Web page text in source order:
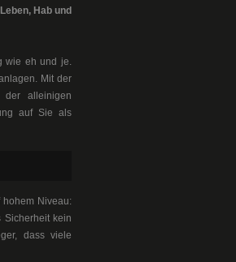
Hab und
wie eh und je.
Mit der
der alleinigen
auf Sie als
hohem Niveau:
Sicherheit kein
dass viele